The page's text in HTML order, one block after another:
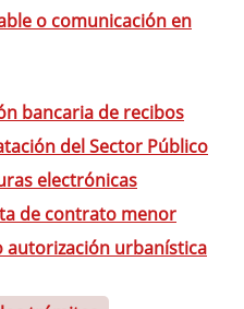
o comunicación en
bancaria de recibos
del Sector Público
electrónicas
de contrato menor
autorización urbanística